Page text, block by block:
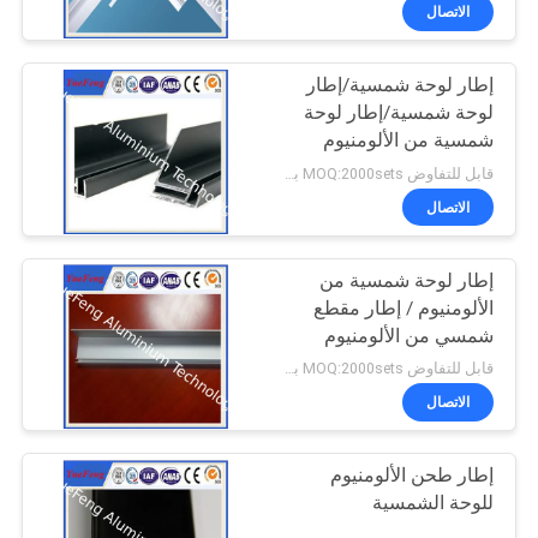
الجودة
اتصل
أخبار
اطلب
عرض
أسعار
خريطة
الموقع
الملفات الصناعية
354
ملفات تعريف أخرى
464
الاتصال
إطار لوحة شمسية/إطار
لوحة شمسية/إطار لوحة
شمسية من الألومنيوم
الاتصال
إطار لوحة شمسية من
الألومنيوم / إطار مقطع
شمسي من الألومنيوم
قابل للتفاوض MOQ:2000sets بعد تأكيد العينات
الاتصال
إطار طحن الألومنيوم
للوحة الشمسية